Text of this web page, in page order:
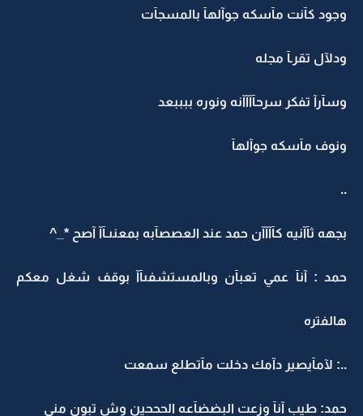
وجود كآنت مآسكه جوآلهآ بالمسجآت
ودلآل تقرـآ مجله
وسآرآ تفكر سرحآآآآنه ونوره ببببعد
ونوف مآسكه جوآلهآ
..
بجهه ثآآنيه كآآآآن حمد عند العصصآبه بمعنىـآآ آصح *_^
حمد : آنآ عمي تعبآن وبالمستشفىآآ بوقف شغل معكم
هالفتره
..: لآمآيصير دآمك دخلت مآتطلع سمعت
حمد: طيب آنآ وزعت البضضآعه الحححين وش تبون مني